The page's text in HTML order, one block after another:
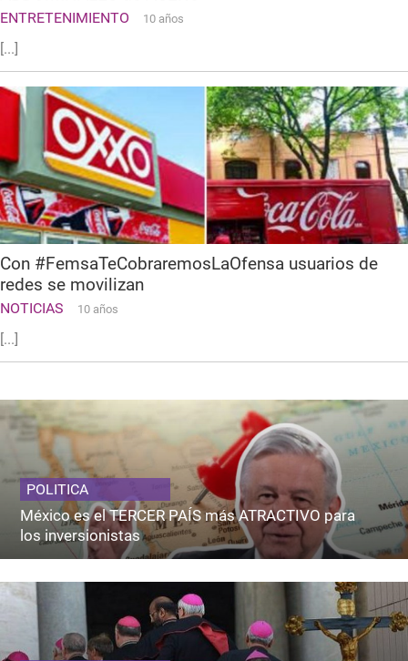
ENTRETENIMIENTO 10 años
[...]
Con #FemsaTeCobraremosLaOfensa usuarios de
redes se movilizan
NOTICIAS 10 años
[...]
POLITICA
México es el TERCER PAÍS más ATRACTIVO para
los inversionistas